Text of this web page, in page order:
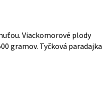
Viackomorové plody
gramov. Tyčková paradajka